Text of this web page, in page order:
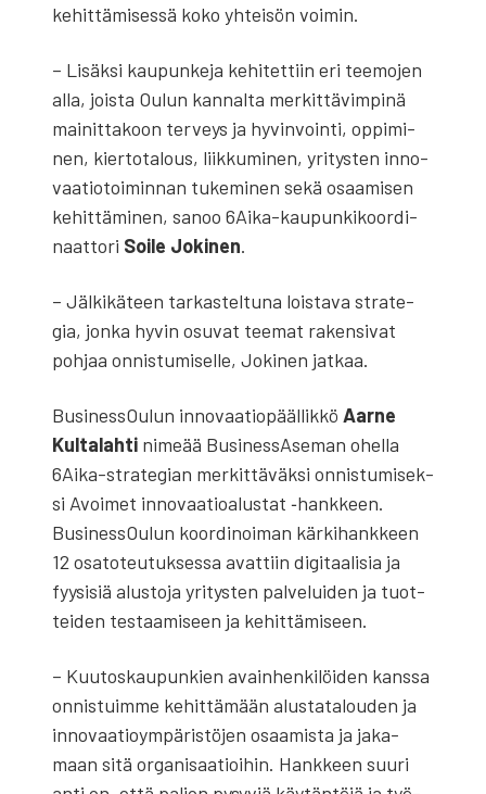
kehit­tä­mi­ses­sä koko yhtei­sön voi­min.
– Lisäk­si kau­pun­ke­ja kehi­tet­tiin eri tee­mo­jen
alla, jois­ta Oulun kan­nal­ta mer­kit­tä­vim­pi­nä
mai­nit­ta­koon ter­veys ja hyvin­voin­ti, oppi­mi­
nen, kier­to­ta­lous, liik­ku­mi­nen, yri­tys­ten inno­
vaa­tio­toi­min­nan tuke­mi­nen sekä osaa­mi­sen
kehit­tä­mi­nen, sanoo 6Ai­ka-kau­pun­ki­koor­di­
naat­to­ri Soi­le Joki­nen.
– Jäl­ki­kä­teen tar­kas­tel­tu­na lois­ta­va stra­te­
gia, jon­ka hyvin osu­vat tee­mat raken­si­vat
poh­jaa onnis­tu­mi­sel­le, Joki­nen jat­kaa.
Business­Oulun inno­vaa­tio­pääl­lik­kö Aar­ne
Kul­ta­lah­ti nime­ää Busi­ness­A­se­man ohel­la
6Ai­ka-stra­te­gian mer­kit­tä­väk­si onnis­tu­mi­sek­
si Avoi­met inno­vaa­tio­alus­tat ‑hank­keen.
Business­Oulun koor­di­noi­man kär­ki­hank­keen
12 osa­to­teu­tuk­ses­sa avat­tiin digi­taa­li­sia ja
fyy­si­siä alus­to­ja yri­tys­ten pal­ve­lui­den ja tuot­
tei­den tes­taa­mi­seen ja kehit­tä­mi­seen.
– Kuu­tos­kau­pun­kien avain­hen­ki­löi­den kans­sa
onnis­tuim­me kehit­tä­mään alus­ta­ta­lou­den ja
inno­vaa­tio­ym­pä­ris­tö­jen osaa­mis­ta ja jaka­
maan sitä orga­ni­saa­tioi­hin. Hank­keen suu­ri